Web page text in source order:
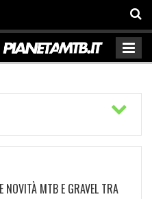
NOVITÀ MTB E GRAVEL TRA